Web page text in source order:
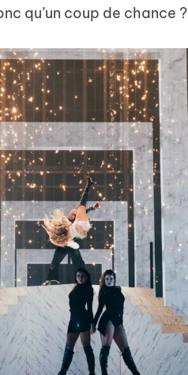
qu’un coup de chance ?